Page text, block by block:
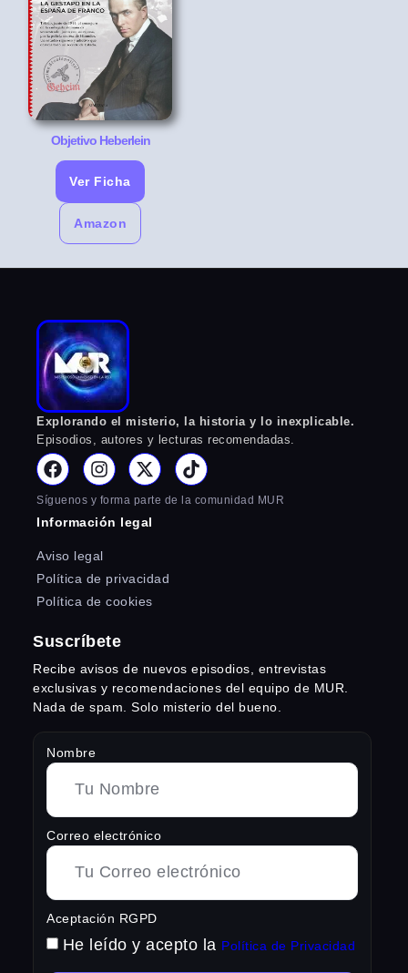
Objetivo Heberlein
Ver Ficha
Amazon
Explorando el misterio, la historia y lo inexplicable.
Episodios, autores y lecturas recomendadas.
Síguenos y forma parte de la comunidad MUR
Información legal
Aviso legal
Política de privacidad
Política de cookies
Suscríbete
Recibe avisos de nuevos episodios, entrevistas
exclusivas y recomendaciones del equipo de MUR.
Nada de spam. Solo misterio del bueno.
Nombre
Correo electrónico
Aceptación RGPD
He leído y acepto la Política de Privacidad